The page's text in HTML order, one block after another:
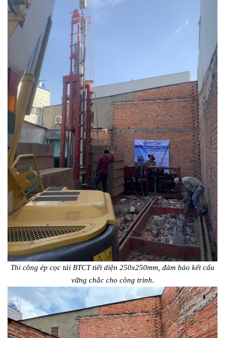
Thi công ép cọc tải BTCT tiết diện 250x250mm, đảm bảo kết cấu
vững chắc cho công trình.